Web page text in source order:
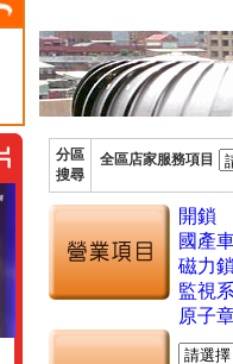
分區
搜尋
全區店家服務項目
開鎖
國產
磁力
監視
原子